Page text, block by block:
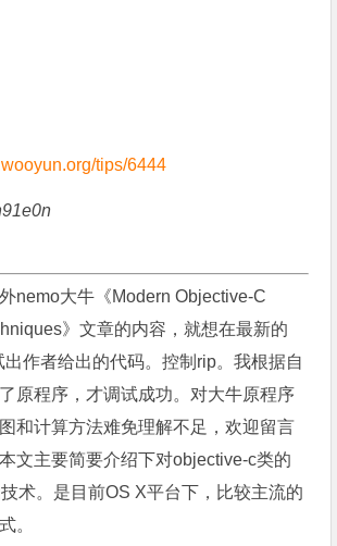
tips/6444
nemo大牛《Modern Objective-C
》文章的内容，就想在最新的
作者给出的代码。控制rip。我根据自
原程序，才调试成功。对大牛原程序
和计算方法难免理解不足，欢迎留言
文主要简要介绍下对objective-c类的
术。是目前OS X平台下，比较主流的
。